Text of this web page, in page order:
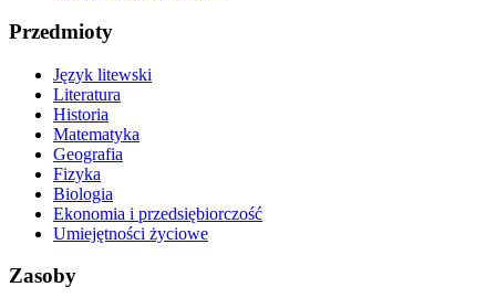
Przedmioty
Język litewski
Literatura
Historia
Matematyka
Geografia
Fizyka
Biologia
Ekonomia i przedsiębiorczość
Umiejętności życiowe
Zasoby